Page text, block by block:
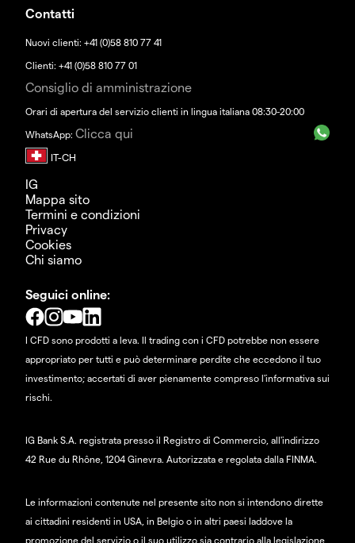
Contatti
Nuovi clienti: +41 (0)58 810 77 41
Clienti: +41 (0)58 810 77 01
Consiglio di amministrazione
Orari di apertura del servizio clienti in lingua italiana 08:30-20:00
WhatsApp: Clicca qui
IG
Mappa sito
Termini e condizioni
Privacy
Cookies
Chi siamo
Seguici online:
I CFD sono prodotti a leva. Il trading con i CFD potrebbe non essere
appropriato per tutti e può determinare perdite che eccedono il tuo
investimento; accertati di aver pienamente compreso l'informativa sui
rischi.
IG Bank S.A. registrata presso il Registro di Commercio, all'indirizzo
42 Rue du Rhône, 1204 Ginevra. Autorizzata e regolata dalla FINMA.
Le informazioni contenute nel presente sito non si intendono dirette
ai cittadini residenti in USA, in Belgio o in altri paesi laddove la
promozione del servizio o il suo utilizzo sia contrario alla legislazione